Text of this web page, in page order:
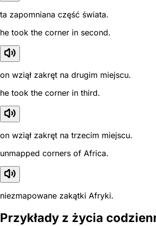
ta zapomniana część świata.
he took the corner in second.
on wziął zakręt na drugim miejscu.
he took the corner in third.
on wziął zakręt na trzecim miejscu.
unmapped corners of Africa.
niezmapowane zakątki Afryki.
Przykłady z życia